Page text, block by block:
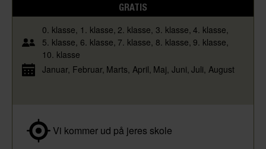
GRATIS
0. klasse 1. klasse 2. klasse 3. klasse 4. klasse
5. klasse 6. klasse 7. klasse 8. klasse 9. klasse
10. klasse
Januar Februar Marts April Maj Juni Juli August
Vi kommer ud på jeres skole